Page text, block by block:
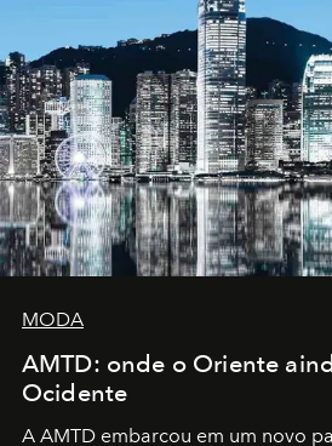
MODA
AMTD: onde o Oriente
Ocidente
A AMTD embarcou em um novo